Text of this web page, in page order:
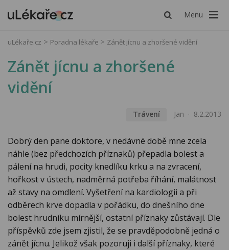
Menu
uLékaře.cz Poradna lékaře Zánět jícnu a zhoršené vidění
Zánět jícnu a zhoršené
vidění
Trávení Jan 8.2.2013
Dobrý den pane doktore, v nedávné době mne zcela
náhle (bez předchozích příznaků) přepadla bolest a
pálení na hrudi, pocity knedlíku krku a na zvracení,
hořkost v ústech, nadměrná potřeba říhání, malátnost
až stavy na omdlení. Vyšetření na kardiologii a při
odběrech krve dopadla v pořádku, do dnešního dne
bolest hrudníku mírnější, ostatní příznaky zůstávají. Dle
příspěvků zde jsem zjistil, že se pravděpodobně jedná o
zánět jícnu. Jelikož však pozoruji i další příznaky, které